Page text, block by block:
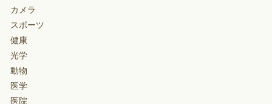
カメラ
スポーツ
健康
光学
動物
医学
医院